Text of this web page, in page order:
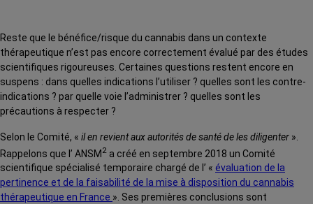
Reste que le bénéfice/risque du cannabis dans un contexte
thérapeutique n’est pas encore correctement évalué par des études
scientifiques rigoureuses. Certaines questions restent encore en
suspens : dans quelles indications l’utiliser ? quelles sont les contre-
indications ? par quelle voie l’administrer ? quelles sont les
précautions à respecter ?
Selon le Comité, « il en revient aux autorités de santé de les diligenter ».
Rappelons que l’ ANSM2 a créé en septembre 2018 un Comité
scientifique spécialisé temporaire chargé de l’ « évaluation de la
pertinence et de la faisabilité de la mise à disposition du cannabis
thérapeutique en France ». Ses premières conclusions sont